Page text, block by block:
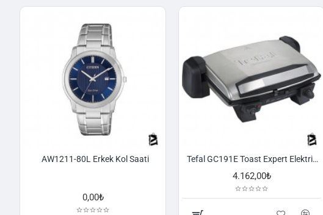
AW1211-80L Erkek Kol Saati
0,00₺
Tefal GC191E Toast Expert Elektrikli Izgara ve Tost Makinesi Gri - 1500637692
4.162,00₺